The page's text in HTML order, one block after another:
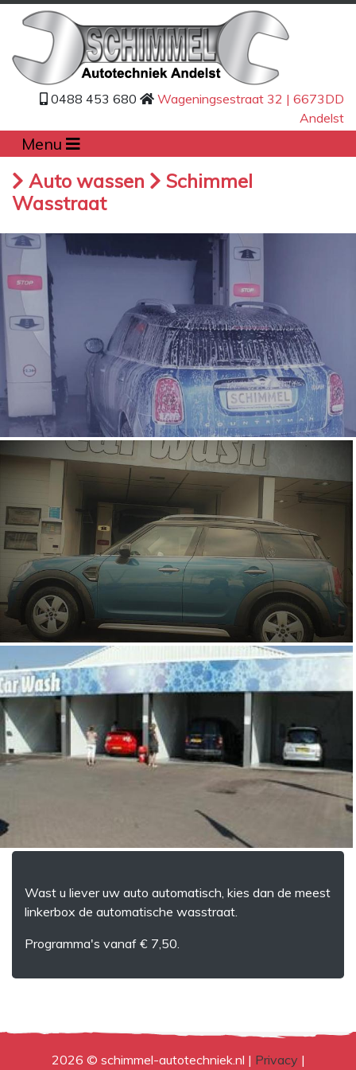
0488 453 680
Wageningsestraat 32 | 6673DD
Andelst
Menu
Auto wassen
Schimmel
Wasstraat
Wast u liever uw auto automatisch, kies dan de meest
linkerbox de automatische wasstraat.
Programma's vanaf € 7,50.
2026 © schimmel-autotechniek.nl | Privacy |